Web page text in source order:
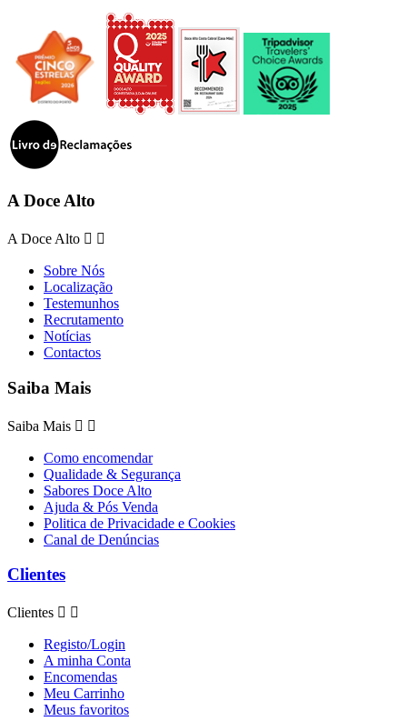
A Doce Alto
A Doce Alto  
Sobre Nós
Localização
Testemunhos
Recrutamento
Notícias
Contactos
Saiba Mais
Saiba Mais  
Como encomendar
Qualidade & Segurança
Sabores Doce Alto
Ajuda & Pós Venda
Politica de Privacidade e Cookies
Canal de Denúncias
Clientes
Clientes  
Registo/Login
A minha Conta
Encomendas
Meu Carrinho
Meus favoritos